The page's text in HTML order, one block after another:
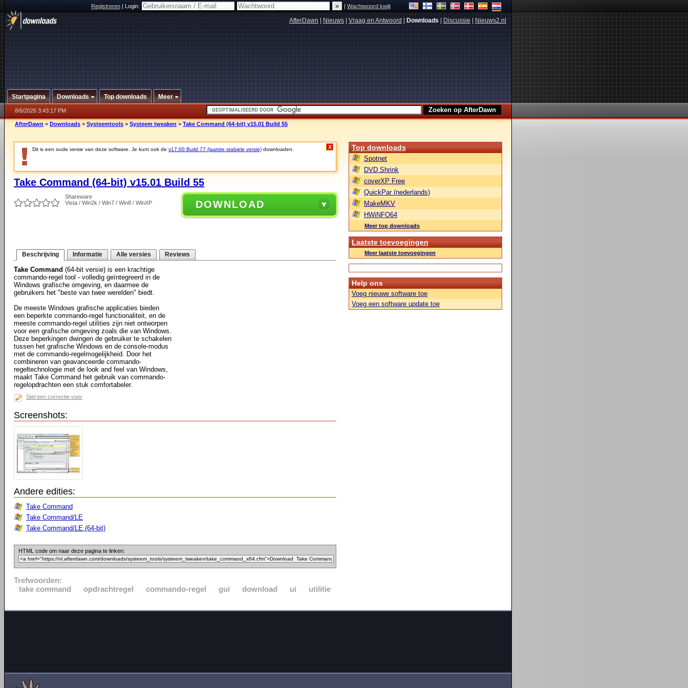
Registreren|Login: |Wachtwoord kwijt
AfterDawn Nieuws Vraag en Antwoord Downloads Discussie Nieuws2.nl
Startpagina Downloads Top downloads Meer
8/6/2026 3:43:17 PM
AfterDawn > Downloads > Systeemtools > Systeem tweaken > Take Command (64-bit) v15.01 Build 55
Dit is een oude versie van deze software. Je kunt ook de v17.00 Build 77 (laatste stabiele versie) downloaden. X
Take Command (64-bit) v15.01 Build 55
Shareware
Vista / Win2k / Win7 / Win8 / WinXP
DOWNLOAD
Beschrijving Informatie Alle versies Reviews
Take Command (64-bit versie) is een krachtige
commando-regel tool - volledig geïntegreerd in de
Windows grafische omgeving, en daarmee de
gebruikers het "beste van twee werelden" biedt.
De meeste Windows grafische applicaties bieden
een beperkte commando-regel functionaliteit, en de
meeste commando-regel utilities zijn niet ontworpen
voor een grafische omgeving zoals die van Windows.
Deze beperkingen dwingen de gebruiker te schakelen
tussen het grafische Windows en de console-modus
met de commando-regelmogelijkheid. Door het
combineren van geavanceerde commando-
regeltechnologie met de look and feel van Windows,
maakt Take Command het gebruik van commando-
regelopdrachten een stuk comfortabeler.
Stel een correctie voor
Screenshots:
Andere edities:
Take Command
Take Command/LE
Take Command/LE (64-bit)
HTML code om naar deze pagina te linken:
Trefwoorden:
take command
opdrachtregel commando-regel gui download ui utilitie
Top downloads
Spotnet
DVD Shrink
coverXP Free
QuickPar (nederlands)
MakeMKV
HWiNFO64
Meer top downloads
Laatste toevoegingen
Meer laatste toevoegingen
Help ons
Voeg nieuwe software toe
Voeg een software update toe